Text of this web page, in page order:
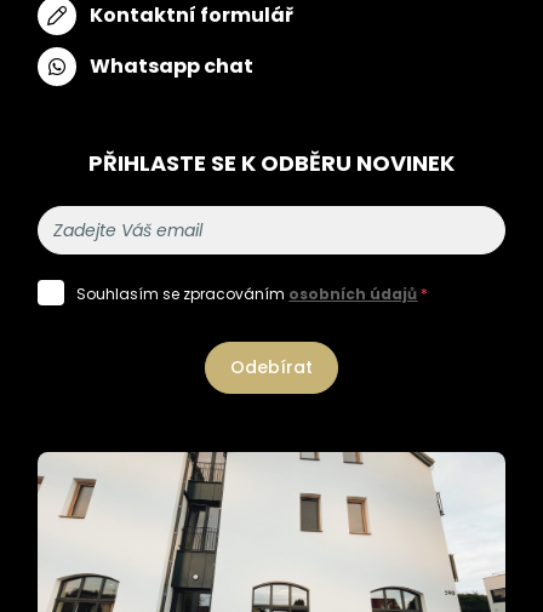
Kontaktní formulář
Whatsapp chat
PŘIHLASTE SE K ODBĚRU NOVINEK
Souhlasím se zpracováním osobních údajů *
Odebírat